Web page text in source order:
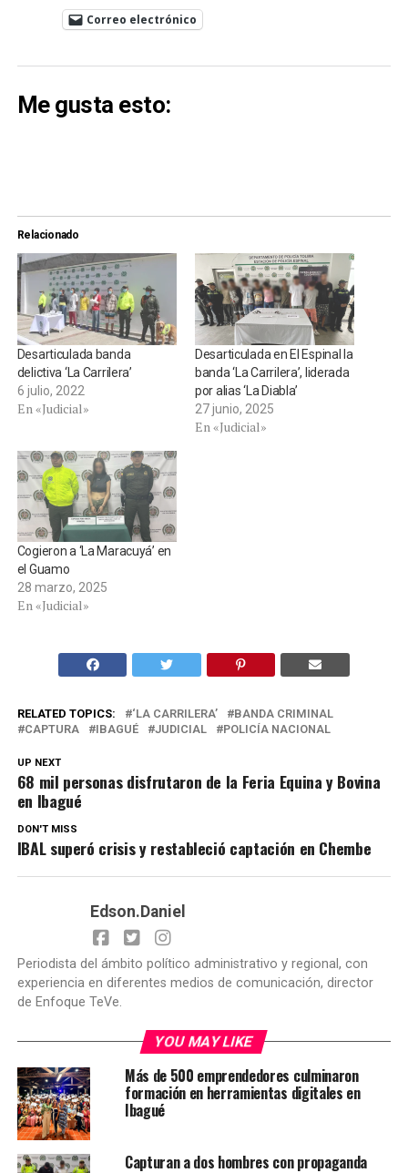
Correo electrónico
Me gusta esto:
Relacionado
Desarticulada banda
delictiva ‘La Carrilera’
6 julio, 2022
En «Judicial»
Desarticulada en El Espinal la
banda ‘La Carrilera’, liderada
por alias ‘La Diabla’
27 junio, 2025
En «Judicial»
Cogieron a ‘La Maracuyá’ en
el Guamo
28 marzo, 2025
En «Judicial»
RELATED TOPICS: ‘LA CARRILERA’
BANDA CRIMINAL
CAPTURA
IBAGUÉ JUDICIAL POLICÍA NACIONAL
UP NEXT
68 mil personas disfrutaron de la Feria Equina y Bovina
en Ibagué
DON'T MISS
IBAL superó crisis y restableció captación en Chembe
Edson.Daniel
Periodista del ámbito político administrativo y regional, con
experiencia en diferentes medios de comunicación, director
de Enfoque TeVe.
YOU MAY LIKE
Más de 500 emprendedores culminaron
formación en herramientas digitales en
Ibagué
Capturan a dos hombres con propaganda